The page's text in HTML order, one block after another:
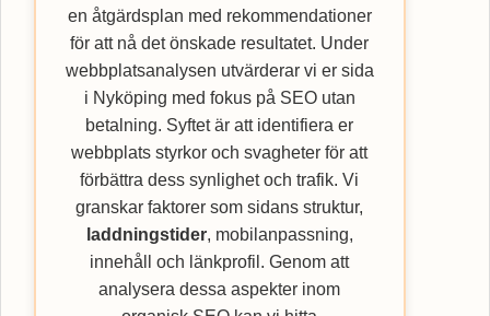
en åtgärdsplan med rekommendationer
för att nå det önskade resultatet. Under
webbplatsanalysen utvärderar vi er sida
i Nyköping med fokus på SEO utan
betalning. Syftet är att identifiera er
webbplats styrkor och svagheter för att
förbättra dess synlighet och trafik. Vi
granskar faktorer som sidans struktur,
laddningstider, mobilanpassning,
innehåll och länkprofil. Genom att
analysera dessa aspekter inom